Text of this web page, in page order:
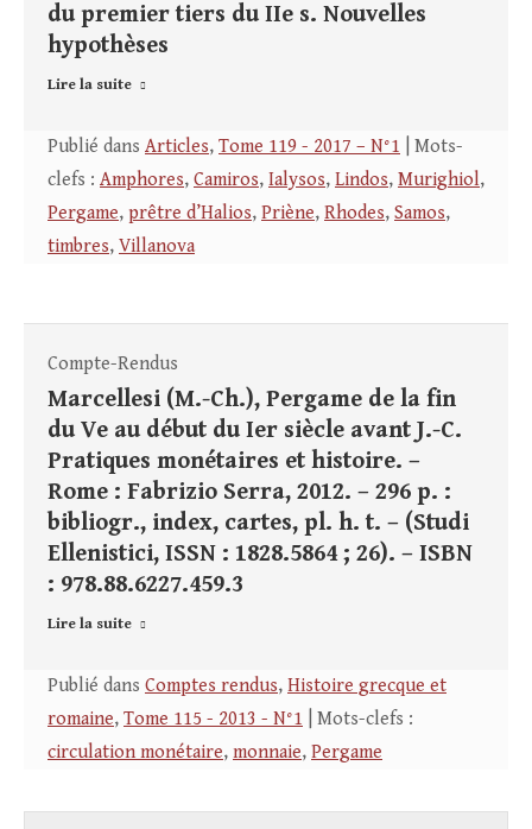
du premier tiers du IIe s. Nouvelles
hypothèses
Lire la suite
Publié dans Articles, Tome 119 - 2017 – N°1 | Mots-
clefs : Amphores, Camiros, Ialysos, Lindos, Murighiol,
Pergame, prêtre d’Halios, Priène, Rhodes, Samos,
timbres, Villanova
Compte-Rendus
Marcellesi (M.-Ch.), Pergame de la fin
du Ve au début du Ier siècle avant J.-C.
Pratiques monétaires et histoire. –
Rome : Fabrizio Serra, 2012. – 296 p. :
bibliogr., index, cartes, pl. h. t. – (Studi
Ellenistici, ISSN : 1828.5864 ; 26). – ISBN
: 978.88.6227.459.3
Lire la suite
Publié dans Comptes rendus, Histoire grecque et
romaine, Tome 115 - 2013 - N°1 | Mots-clefs :
circulation monétaire, monnaie, Pergame